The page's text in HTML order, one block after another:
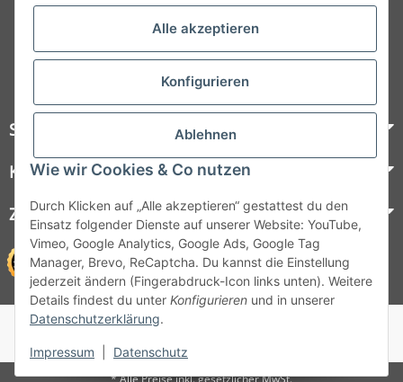
Alle akzeptieren
Konfigurieren
Ablehnen
Wie wir Cookies & Co nutzen
Durch Klicken auf „Alle akzeptieren“ gestattest du den
Einsatz folgender Dienste auf unserer Website: YouTube,
Vimeo, Google Analytics, Google Ads, Google Tag
Manager, Brevo, ReCaptcha. Du kannst die Einstellung
jederzeit ändern (Fingerabdruck-Icon links unten). Weitere
Details findest du unter Konfigurieren und in unserer
Datenschutzerklärung.
Impressum Datenschutz
Folgt uns auf Social Media
Steelboxx
Kundenservice
Zahlungsmöglichkeiten
© 1964 - 2026 Lüllmann GmbH
© 1964 - 2024 Lüllmann GmbH
* Alle Preise inkl. gesetzlicher MwSt.